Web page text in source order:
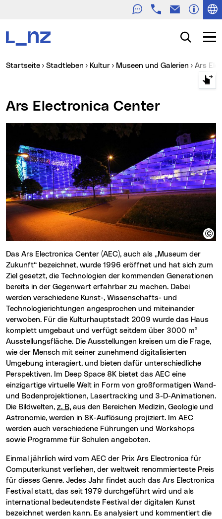
TelefonE-Mail
Suche
Sie sind hier:
Startseite Stadtleben Kultur Museen und Galerien Ars
Ars Electronica Center
Das Ars Electronica Center (AEC), auch als „Museum der
Zukunft“ bezeichnet, wurde 1996 eröffnet und hat sich zum
Ziel gesetzt, die Technologien der kommenden Generationen
bereits in der Gegenwart erfahrbar zu machen. Dabei
werden verschiedene Kunst-, Wissenschafts- und
Technologierichtungen angesprochen und miteinander
verwoben. Für die Kulturhauptstadt 2009 wurde das Haus
komplett umgebaut und verfügt seitdem über 3000 m²
Ausstellungsfläche. Die Ausstellungen kreisen um die Frage,
wie der Mensch mit seiner zunehmend digitalisierten
Umgebung interagiert, und bieten dafür unterschiedliche
Perspektiven. Im Deep Space 8K bietet das AEC eine
einzigartige virtuelle Welt in Form von großformatigen Wand-
und Bodenprojektionen, Lasertracking und 3-D-Animationen.
Die Bildwelten, z. B. aus den Bereichen Medizin, Geologie und
Astronomie, werden in 8K-Auflösung projiziert. Im AEC
werden auch verschiedene Führungen und Workshops
sowie Programme für Schulen angeboten.
Einmal jährlich wird vom AEC der Prix Ars Electronica für
Computerkunst verliehen, der weltweit renommierteste Preis
für dieses Genre. Jedes Jahr findet auch das Ars Electronica
Festival statt, das seit 1979 durchgeführt wird und als
international bedeutendste Festival der digitalen Kunst
bezeichnet werden kann. Es analysiert und kommentiert die